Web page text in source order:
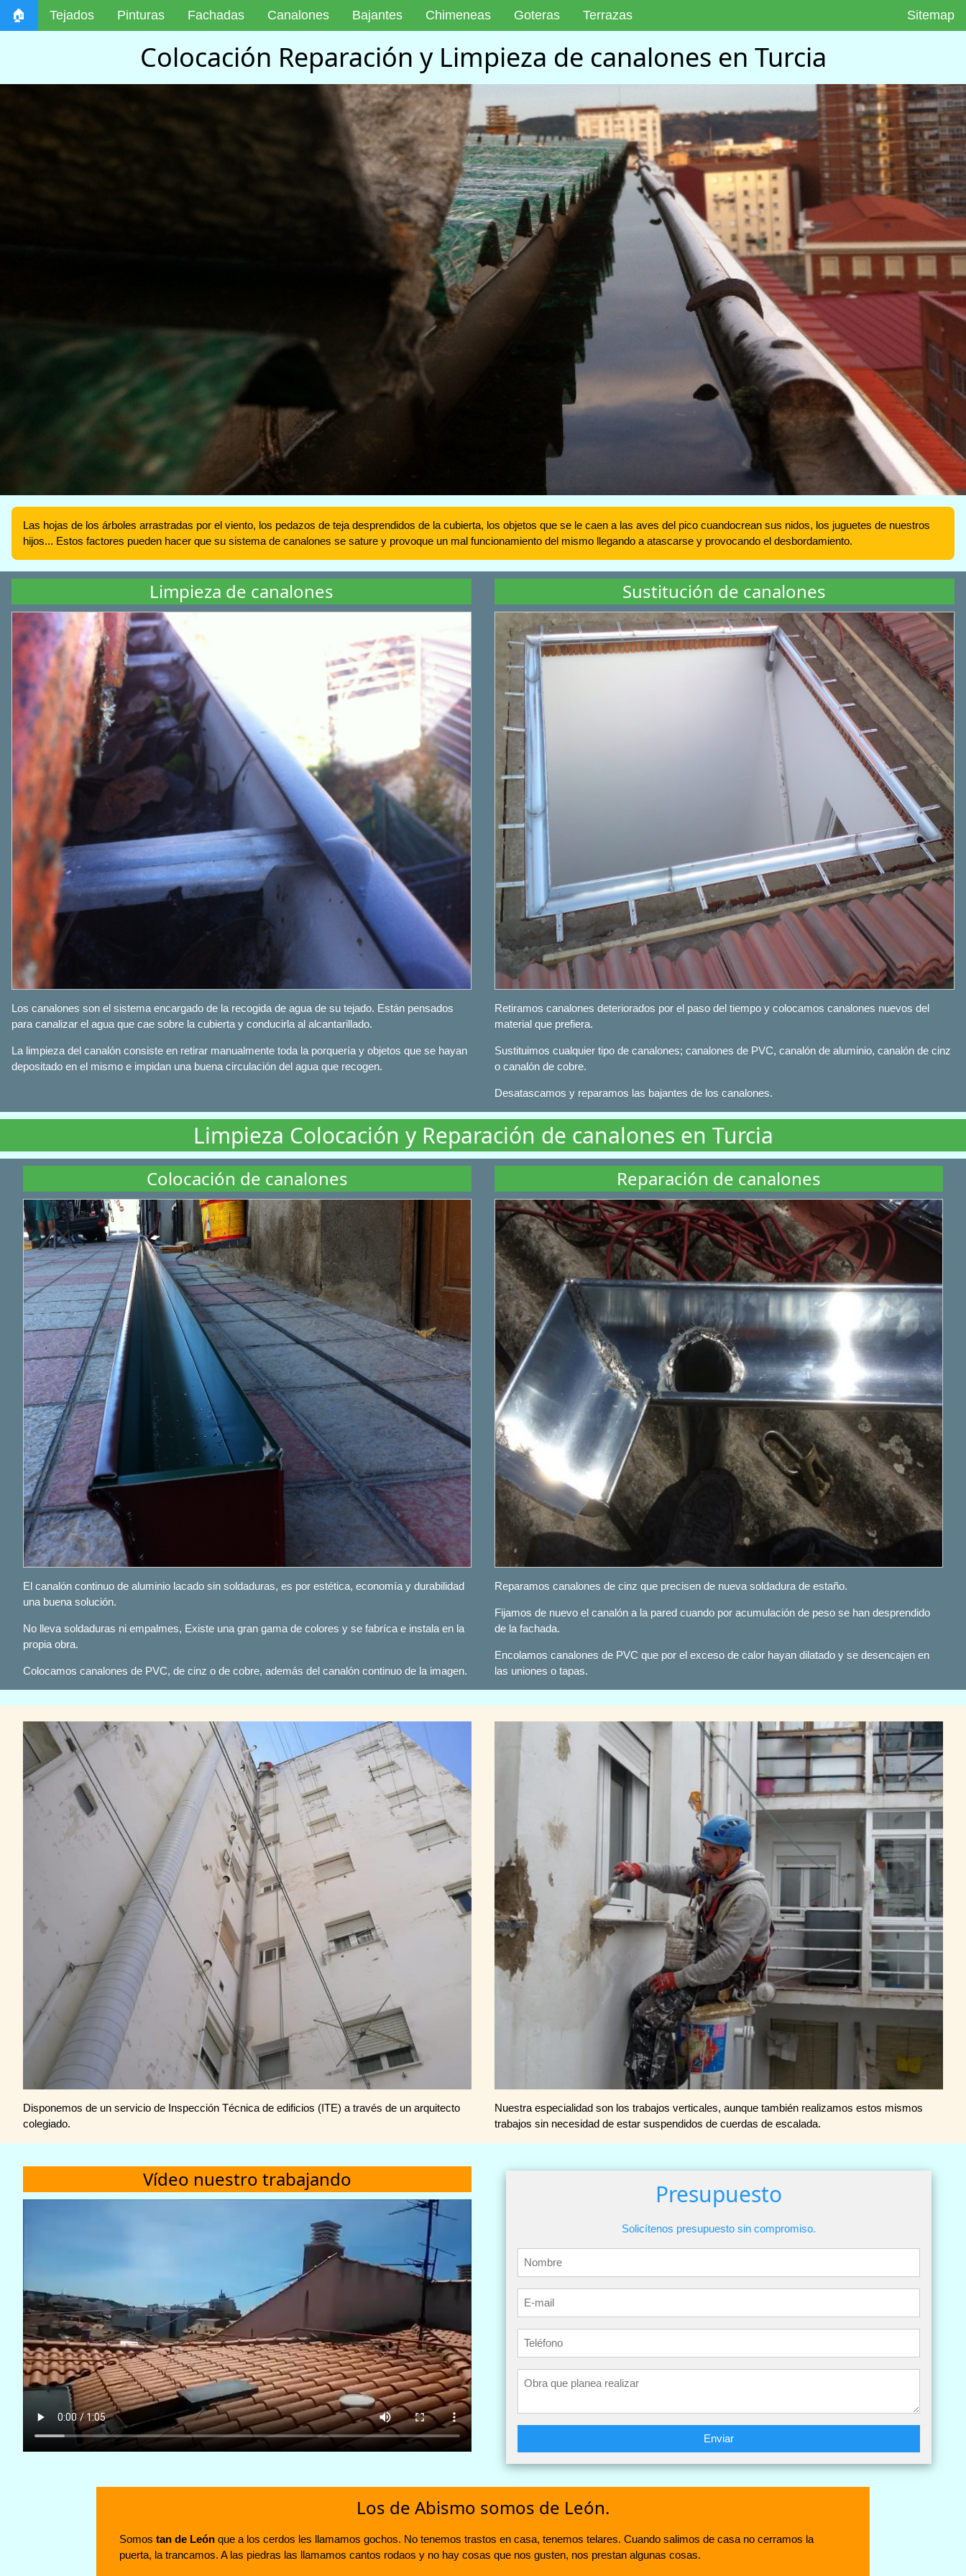
🏠 Tejados Pinturas Fachadas Canalones Bajantes Chimeneas Goteras Terrazas Sitemap
Colocación Reparación y Limpieza de canalones en Turcia
Las hojas de los árboles arrastradas por el viento, los pedazos de teja desprendidos de la cubierta, los objetos que se le caen a las aves del pico cuandocrean sus nidos, los juguetes de nuestros
hijos... Estos factores pueden hacer que su sistema de canalones se sature y provoque un mal funcionamiento del mismo llegando a atascarse y provocando el desbordamiento.
Limpieza de canalones
Los canalones son el sistema encargado de la recogida de agua de su tejado. Están pensados
para canalizar el agua que cae sobre la cubierta y conducirla al alcantarillado.
La limpieza del canalón consiste en retirar manualmente toda la porquería y objetos que se hayan
depositado en el mismo e impidan una buena circulación del agua que recogen.
Sustitución de canalones
Retiramos canalones deteriorados por el paso del tiempo y colocamos canalones nuevos del
material que prefiera.
Sustituimos cualquier tipo de canalones; canalones de PVC, canalón de aluminio, canalón de cinz
o canalón de cobre.
Desatascamos y reparamos las bajantes de los canalones.
Limpieza Colocación y Reparación de canalones en Turcia
Colocación de canalones
El canalón continuo de aluminio lacado sin soldaduras, es por estética, economía y durabilidad
una buena solución.
No lleva soldaduras ni empalmes, Existe una gran gama de colores y se fabríca e instala en la
propia obra.
Colocamos canalones de PVC, de cinz o de cobre, además del canalón continuo de la imagen.
Reparación de canalones
Reparamos canalones de cinz que precisen de nueva soldadura de estaño.
Fijamos de nuevo el canalón a la pared cuando por acumulación de peso se han desprendido
de la fachada.
Encolamos canalones de PVC que por el exceso de calor hayan dilatado y se desencajen en
las uniones o tapas.
Disponemos de un servicio de Inspección Técnica de edificios (ITE) a través de un arquitecto
colegiado.
Nuestra especialidad son los trabajos verticales, aunque también realizamos estos mismos
trabajos sin necesidad de estar suspendidos de cuerdas de escalada.
Vídeo nuestro trabajando
Presupuesto
Solicítenos presupuesto sin compromiso.
Enviar
Los de Abismo somos de León.
Somostan de León que a los cerdos les llamamos gochos. No tenemos trastos en casa, tenemos telares. Cuando salimos de casa no cerramos la
puerta, la trancamos. A las piedras las llamamos cantos rodaos y no hay cosas que nos gusten, nos prestan algunas cosas.